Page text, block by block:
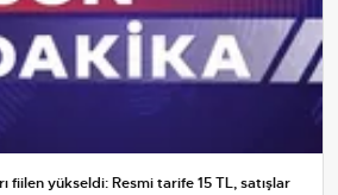
fiilen yükseldi: Resmi tarife 15 TL, satışlar